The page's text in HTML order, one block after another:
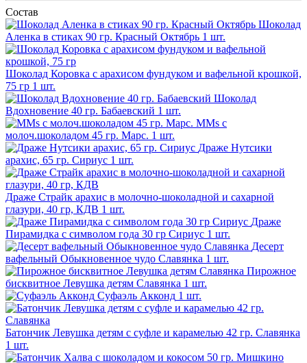
Состав
Шоколад
Аленка в стиках 90 гр. Красный Октябрь 1 шт.
Шоколад Коровка с арахисом фундуком и вафельной крошкой,
75 гр 1 шт.
Шоколад
Вдохновение 40 гр. Бабаевский 1 шт.
MMs с
молоч.шоколадом 45 гр. Марс. 1 шт.
Драже Нутсики
арахис, 65 гр. Сириус 1 шт.
Драже Страйк арахис в молочно-шоколадной и сахарной
глазури, 40 гр, КДВ 1 шт.
Драже
Пирамидка с символом года 30 гр Сириус 1 шт.
Десерт
вафельный Обыкновенное чудо Славянка 1 шт.
Пирожное
бисквитное Левушка детям Славянка 1 шт.
Суфаэль Акконд 1 шт.
Батончик Левушка детям с суфле и карамелью 42 гр. Славянка
1 шт.